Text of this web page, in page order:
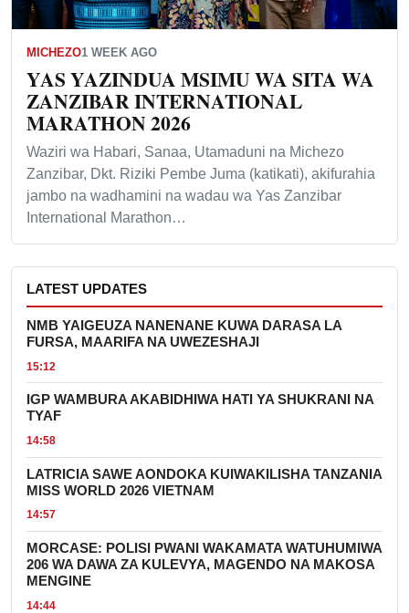
MICHEZO1 WEEK AGO
YAS YAZINDUA MSIMU WA SITA WA
ZANZIBAR INTERNATIONAL
MARATHON 2026
Waziri wa Habari, Sanaa, Utamaduni na Michezo
Zanzibar, Dkt. Riziki Pembe Juma (katikati), akifurahia
jambo na wadhamini na wadau wa Yas Zanzibar
International Marathon…
LATEST UPDATES
NMB YAIGEUZA NANENANE KUWA DARASA LA
FURSA, MAARIFA NA UWEZESHAJI
15:12
IGP WAMBURA AKABIDHIWA HATI YA SHUKRANI NA
TYAF
14:58
LATRICIA SAWE AONDOKA KUIWAKILISHA TANZANIA
MISS WORLD 2026 VIETNAM
14:57
MORCASE: POLISI PWANI WAKAMATA WATUHUMIWA
206 WA DAWA ZA KULEVYA, MAGENDO NA MAKOSA
MENGINE
14:44